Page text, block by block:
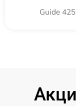
Guide 425